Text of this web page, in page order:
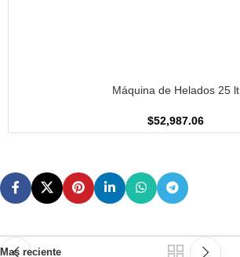
Máquina de Helados 25 lt
$52,987.06
Mas reciente